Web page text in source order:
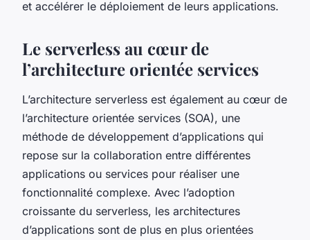
et accélérer le déploiement de leurs applications.
Le serverless au cœur de
l’architecture orientée services
L’architecture serverless est également au cœur de
l’architecture orientée services (SOA), une
méthode de développement d’applications qui
repose sur la collaboration entre différentes
applications ou services pour réaliser une
fonctionnalité complexe. Avec l’adoption
croissante du serverless, les architectures
d’applications sont de plus en plus orientées